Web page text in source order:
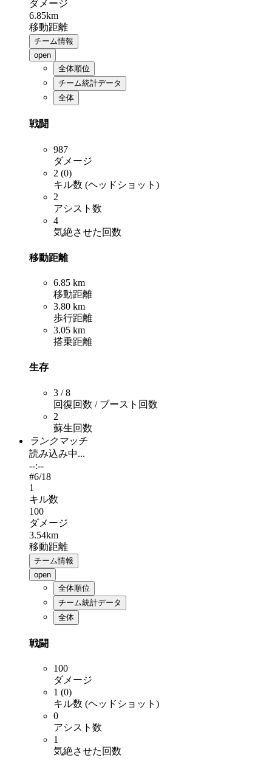
ダメージ
6.85km
移動距離
チーム情報
open
全体順位
チーム統計データ
全体
戦闘
987
ダメージ
2 (0)
キル数 (ヘッドショット)
2
アシスト数
4
気絶させた回数
移動距離
6.85 km
移動距離
3.80 km
歩行距離
3.05 km
搭乗距離
生存
3 / 8
回復回数 / ブースト回数
2
蘇生回数
ランクマッチ
読み込み中...
--:--
#6/18
1
キル数
100
ダメージ
3.54km
移動距離
チーム情報
open
全体順位
チーム統計データ
全体
戦闘
100
ダメージ
1 (0)
キル数 (ヘッドショット)
0
アシスト数
1
気絶させた回数